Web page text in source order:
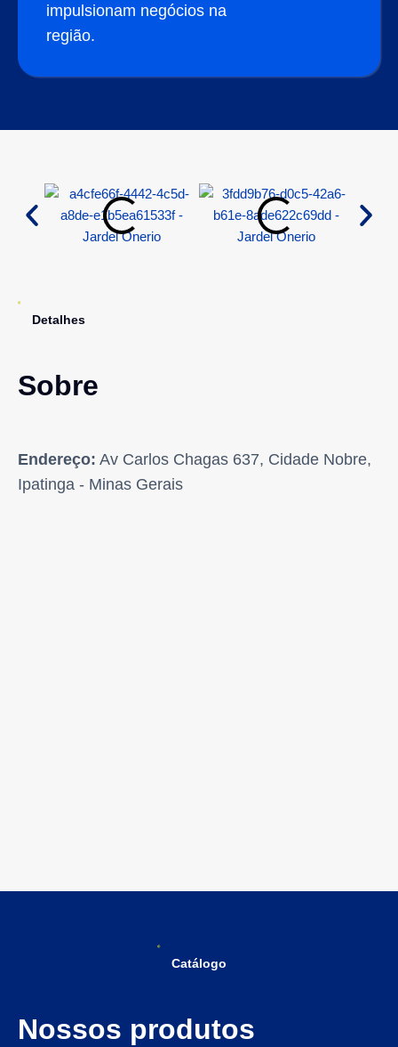
impulsionam negócios na
região.
Detalhes
Sobre
Endereço: Av Carlos Chagas 637, Cidade Nobre,
Ipatinga - Minas Gerais
Catálogo
Nossos produtos